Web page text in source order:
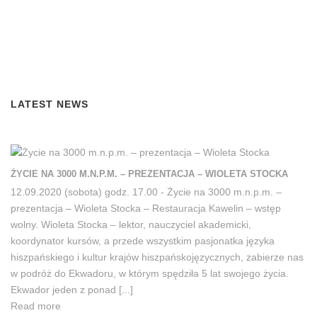
LATEST NEWS
WARSZTATY JĘZYKOWE DLA DOROSŁYCH (ZAAWANSOWANI) –
ERNESTO PUERTAS, INSTYTUT CERVANTESA
12.09.2020 (sobota) godz. 12.00 - Warsztaty językowe dla
dorosłych (zaawansowani) – Ernesto Puertas, Instytut Cervantesa
– wstęp wolny. Ernesto Puertas - Rodowity Hiszpan, mieszkający
od wielu lat w Polsce. Profesor Instytutu Cervantesa i koordynator
ds. egzaminów DELE w Warszawie, autor wielu książek, publikacji
i wspaniałych materiałów do nauki języka hiszpańskiego,
ŻYCIE NA 3000 M.N.P.M. – PREZENTACJA – WIOLETA STOCKA
12.09.2020 (sobota) godz. 17.00 - Życie na 3000 m.n.p.m. –
prezentacja – Wioleta Stocka – Restauracja Kawelin – wstęp
wolny. Wioleta Stocka – lektor, nauczyciel akademicki,
koordynator kursów, a przede wszystkim pasjonatka języka
hiszpańskiego i kultur krajów hiszpańskojęzycznych, zabierze nas
w podróż do Ekwadoru, w którym spędziła 5 lat swojego życia.
Ekwador jeden z ponad [...]
Read more